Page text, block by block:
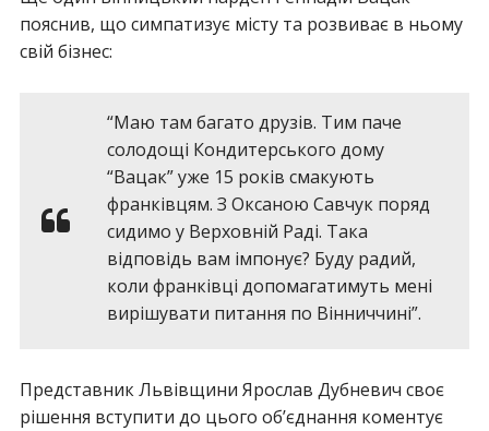
пояснив, що симпатизує місту та розвиває в ньому
свій бізнес:
“Маю там багато друзів. Тим паче
солодощі Кондитерського дому
“Вацак” уже 15 років смакують
франківцям. З Оксаною Савчук поряд
сидимо у Верховній Раді. Така
відповідь вам імпонує? Буду радий,
коли франківці допомагатимуть мені
вирішувати питання по Вінниччині”.
Представник Львівщини Ярослав Дубневич своє
рішення вступити до цього об’єднання коментує